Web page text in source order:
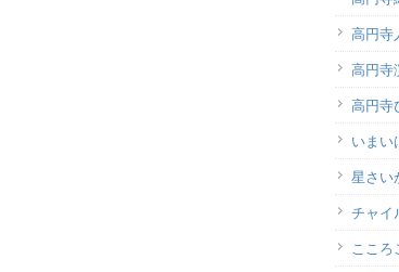
高円寺
高円寺
高円寺
いまい
星さい
チャイ
こころ